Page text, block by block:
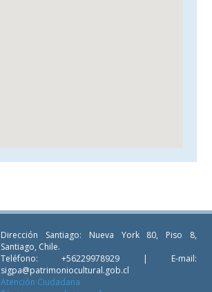
Dirección Santiago: Nueva York 80, Piso 8,
Santiago, Chile.
Teléfono: +56229978929 | E-mail:
sigpa@patrimoniocultural.gob.cl
Atención Ciudadana